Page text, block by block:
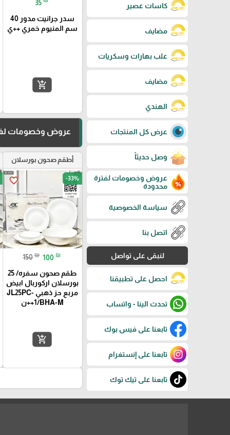
كاسات عصير
مضايف
علب بهارات وسكريات
مضايف
الهندي
عرض كل المنتجات
وصل حديثاً
عروض وخصومات لفترة
محدودة
سياسة الخصوصية
اتصل بنا
لنبقى على تواصل
احصل على تطبيقنا
تحدث الينا - واتساب
تابعنا على فيس بوك
تابعنا على إنستغرام
تابعنا على تيك توك
35
سدر جرانيت مدور 40
سم المنيوم خمري ++ي
add_shopping_cart
عروض وخصومات
أطقم صحون بورسلان
favorite_border -33%
150 ₪ 100 ₪
طقم صحون سفره/ 25
بورسلان اركوربال ابيض
مربع حز ذهبي JL25PC-
1/BHA-M++ن
add_shopping_cart